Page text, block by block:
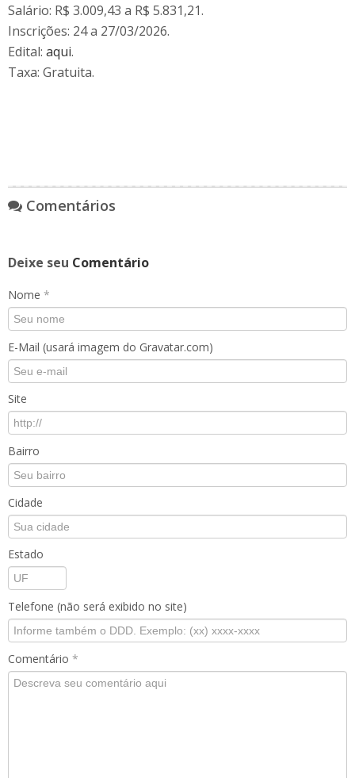
Salário: R$ 3.009,43 a R$ 5.831,21.
Inscrições: 24 a 27/03/2026.
Edital: aqui.
Taxa: Gratuita.
Comentários
Deixe seu Comentário
Nome *
E-Mail (usará imagem do Gravatar.com)
Site
Bairro
Cidade
Estado
Telefone (não será exibido no site)
Comentário *